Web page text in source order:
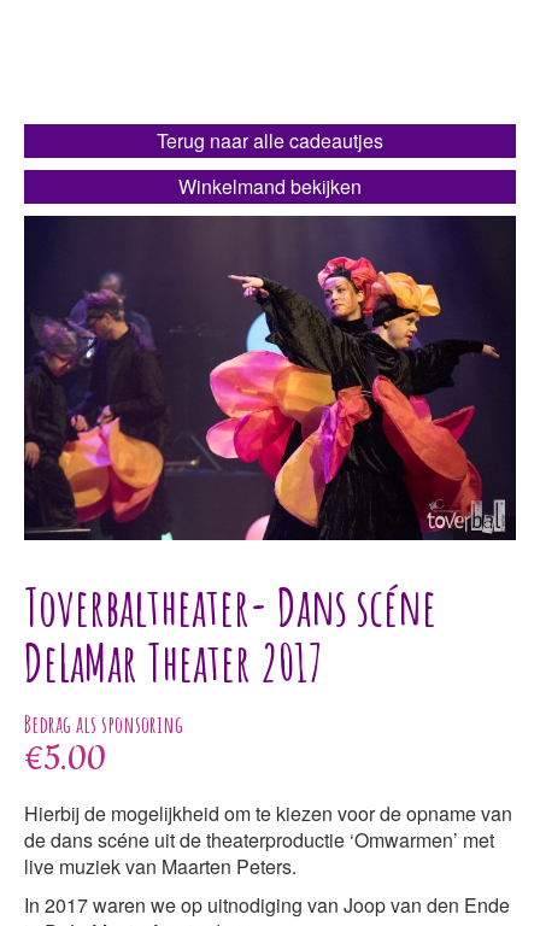
Terug naar alle cadeautjes
Winkelmand bekijken
Toverbaltheater- Dans scéne
DeLaMar Theater 2017
€5.00
Hierbij de mogelijkheid om te kiezen voor de opname van
de dans scéne uit de theaterproductie ‘Omwarmen’ met
live muziek van Maarten Peters.
In 2017 waren we op uitnodiging van Joop van den Ende